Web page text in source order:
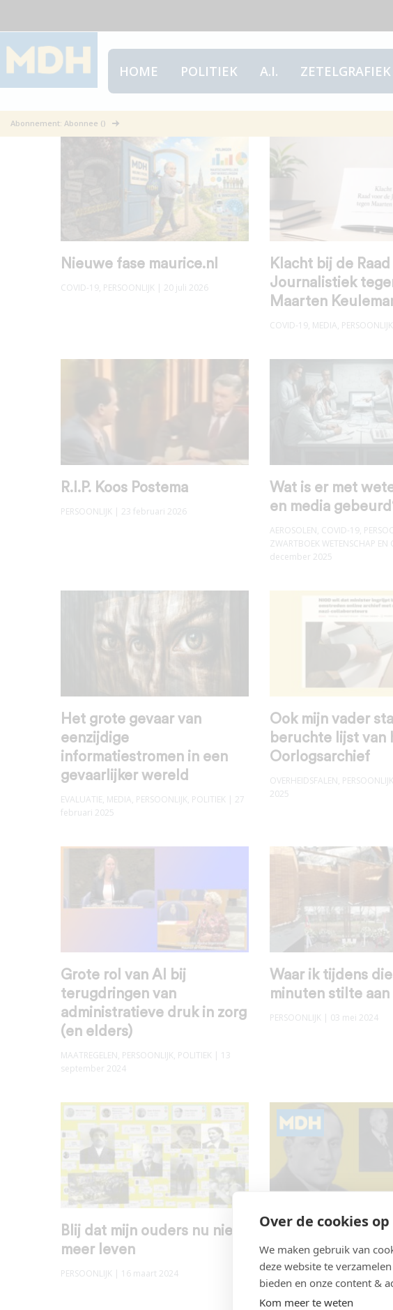
Over de cookies
We maken gebruik van
deze website te
bieden en onze content &
Kom meer te weten
HOME POLITIEK A.I. ZETELGRAFIEK
Abonnement: Abonnee ()
Persoonlijk
Nieuwe fase maurice.nl
COVID-19, PERSOONLIJK | 20 juli 2026
Klacht bij de
Journalistiek
Maarten
COVID-19, MEDIA, PERSOONLIJK
R.I.P. Koos Postema
PERSOONLIJK | 23 februari 2026
Wat is er met
en media
AEROSOLEN, COVID-19,
ZWARTBOEK WETENSCHAP EN
december 2025
Het grote gevaar van
eenzijdige
informatiestromen in een
gevaarlijker wereld
EVALUATIE, MEDIA, PERSOONLIJK, POLITIEK | 27
februari 2025
Ook mijn vader
beruchte lijst van
Oorlogsarchief
OVERHEIDSFALEN, PERSOONLIJK
2025
Grote rol van AI bij
terugdringen van
administratieve druk in zorg
(en elders)
MAATREGELEN, PERSOONLIJK, POLITIEK | 13
september 2024
Waar ik tijdens
minuten stilte aan
PERSOONLIJK | 03 mei 2024
Blij dat mijn ouders nu niet
meer leven
PERSOONLIJK | 16 maart 2024
Trots en
PERSOONLIJK| 13 januari 2024